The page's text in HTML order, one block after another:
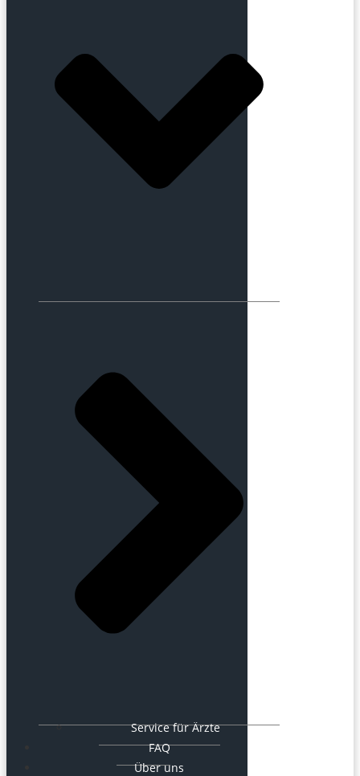
Service für Ärzte
FAQ
Über uns